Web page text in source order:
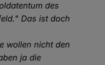
des
Das ist doch
wollen nicht den
ja die